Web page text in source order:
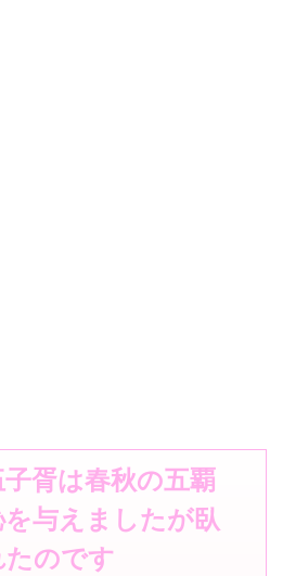
胥は春秋の五覇
与えましたが臥
のです